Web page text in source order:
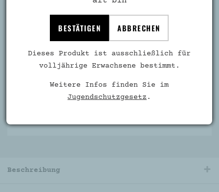
Artikel-Nr.:8235
IN DEN WARENKORB
Beschreibung
BESTÄTIGEN ABBRECHEN
Dieses Produkt ist ausschließlich für
volljährige Erwachsene bestimmt.
Weitere Infos finden Sie im
Jugendschutzgesetz .